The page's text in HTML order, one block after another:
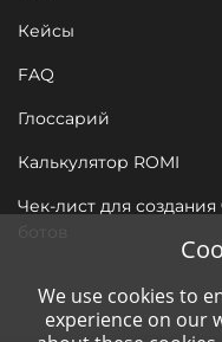
Кейсы
FAQ
Глоссарий
Калькулятор ROMI
Чек-лист для создания
We use cookies to
experience on our